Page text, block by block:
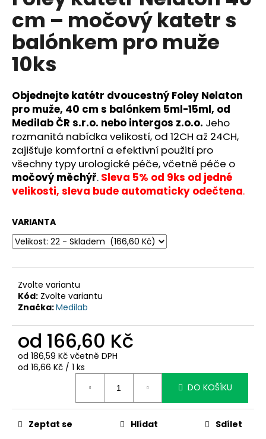
z
5
hvězdiček.
cm – močový katetr s
balónkem pro muže
10ks
Objednejte katétr dvoucestný Foley Nelaton
pro muže, 40 cm s balónkem 5ml-15ml, od
Medilab ČR s.r.o. nebo intergos z.o.o. Jeho
rozmanitá nabídka velikostí, od 12CH až 24CH,
zajišťuje komfortní a efektivní použití pro
všechny typy urologické péče, včetně péče o
močový měchýř. Sleva 5% od 9ks od jedné
velikosti, sleva bude automaticky odečtena.
VARIANTA
Zvolte variantu
Kód: Zvolte variantu
Značka:Medilab
od 166,60 Kč
od 186,59 Kč včetně DPH
Měrná
od 16,66 Kč / 1 ks
DO KOŠÍKU
Zeptat se Hlídat Sdílet
a
j
í
t
?
HLEDAT
D
p
o
r
č
u
e